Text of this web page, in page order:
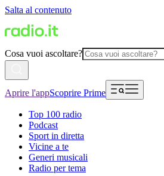
Salta al contenuto
Cosa vuoi ascoltare?
Aprire l'appScoprire Prime
Top 100 radio
Podcast
Sport in diretta
Vicine a te
Generi musicali
Radio per tema